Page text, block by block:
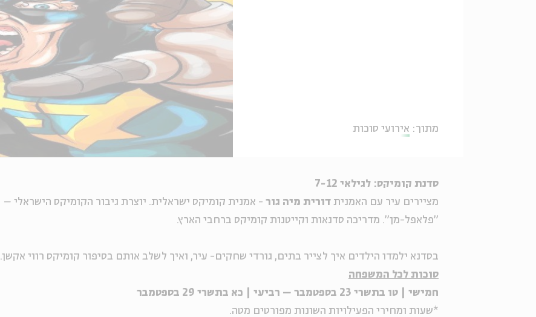
מתוך: אירועי סוכות
סדנת קומיקס: לגילאי 7-12
מציירים עיר עם האמנית דורית מיה גור - אמנית קומיקס ישראלית. יוצרת גיבור הקומיקס הישראלי –
"פלאפל-מן". מדריכה סדנאות וקייטנות קומיקס ברחבי הארץ.
בסדנא ילמדו הילדים איך לצייר בתים, גורדי שחקים- עיר, ואיך לשלב אותם בסיפור קומיקס רווי אקשן.
סוכות לכל המשפחה
חמישי | טו בתשרי 23 בספטמבר – רביעי | כא בתשרי 29 בספטמבר
*שעות ומחירי הפעילויות השונות מפורטים מטה.